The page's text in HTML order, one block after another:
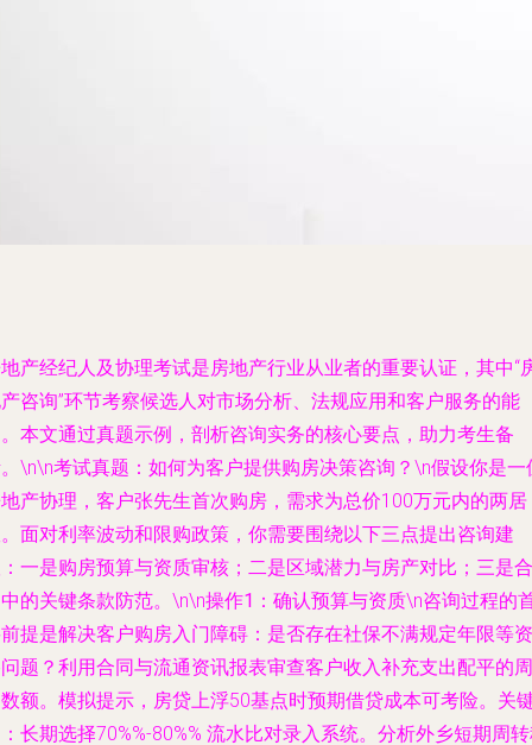
产经纪人及协理考试是房地产行业从业者的重要认证，其中“
咨询”环节考察候选人对市场分析、法规应用和客户服务的能
本文通过真题示例，剖析咨询实务的核心要点，助力考生备
\n\n考试真题：如何为客户提供购房决策咨询？ \n假设你是一
产协理，客户张先生首次购房，需求为总价100万元内的两居
面对利率波动和限购政策，你需要围绕以下三点提出咨询建
一是购房预算与资质审核；二是区域潜力与房产对比；三是合
的关键条款防范。\n\n操作1：确认预算与资质\n咨询过程的
提是解决客户购房入门障碍：是否存在社保不满规定年限等资
题？利用合同与流通资讯报表审查客户收入补充支出配平的周
额。模拟提示，房贷上浮50基点时预期借贷成本可考险。关
长期选择70%%-80%% 流水比对录入系统。分析外乡短期周